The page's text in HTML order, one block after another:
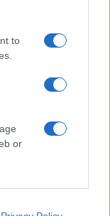
to
or
tehetségkutató
Nikolett